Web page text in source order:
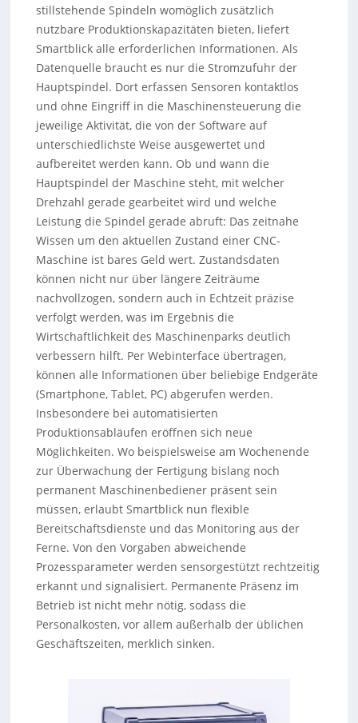
stillstehende Spindeln womöglich zusätzlich
nutzbare Produktionskapazitäten bieten, liefert
Smartblick alle erforderlichen Informationen. Als
Datenquelle braucht es nur die Stromzufuhr der
Hauptspindel. Dort erfassen Sensoren kontaktlos
und ohne Eingriff in die Maschinensteuerung die
jeweilige Aktivität, die von der Software auf
unterschiedlichste Weise ausgewertet und
aufbereitet werden kann. Ob und wann die
Hauptspindel der Maschine steht, mit welcher
Drehzahl gerade gearbeitet wird und welche
Leistung die Spindel gerade abruft: Das zeitnahe
Wissen um den aktuellen Zustand einer CNC-
Maschine ist bares Geld wert. Zustandsdaten
können nicht nur über längere Zeiträume
nachvollzogen, sondern auch in Echtzeit präzise
verfolgt werden, was im Ergebnis die
Wirtschaftlichkeit des Maschinenparks deutlich
verbessern hilft. Per Webinterface übertragen,
können alle Informationen über beliebige Endgeräte
(Smartphone, Tablet, PC) abgerufen werden.
Insbesondere bei automatisierten
Produktionsabläufen eröffnen sich neue
Möglichkeiten. Wo beispielsweise am Wochenende
zur Überwachung der Fertigung bislang noch
permanent Maschinenbediener präsent sein
müssen, erlaubt Smartblick nun flexible
Bereitschaftsdienste und das Monitoring aus der
Ferne. Von den Vorgaben abweichende
Prozessparameter werden sensorgestützt rechtzeitig
erkannt und signalisiert. Permanente Präsenz im
Betrieb ist nicht mehr nötig, sodass die
Personalkosten, vor allem außerhalb der üblichen
Geschäftszeiten, merklich sinken.